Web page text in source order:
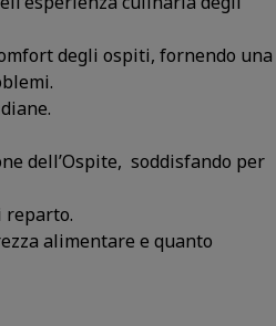
degli ospiti, fornendo una
dell’Ospite, soddisfando per
reparto.
alimentare e quanto